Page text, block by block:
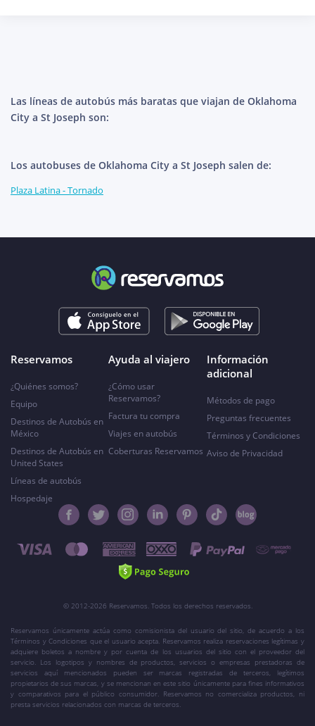
Las líneas de autobús más baratas que viajan de Oklahoma
City a St Joseph son:
Los autobuses de Oklahoma City a St Joseph salen de:
Plaza Latina - Tornado
Reservamos
¿Quiénes somos?
Equipo
Destinos de Autobús en
México
Destinos de Autobús en
United States
Líneas de autobús
Hospedaje
Ayuda al viajero
¿Cómo usar
Reservamos?
Factura tu compra
Viajes en autobús
Coberturas Reservamos
Información
adicional
Métodos de pago
Preguntas frecuentes
Términos y Condiciones
Aviso de Privacidad
© 2012-2026 Reservamos. Todos los derechos reservados.
Reservamos únicamente actúa como comisionista del usuario del sitio, de acuerdo a los
Términos y Condiciones que el usuario acepta. Reservamos realiza reservaciones legítimas y
adquiere boletos a nombre y por cuenta de los usuarios del sitio con el proveedor del
servicio. Los logotipos y nombres de productos, servicios o empresas prestadoras de
servicios aquí mencionados pueden ser marcas registradas de terceros, legítimos
propietarios de sus marcas, y se mencionan en este sitio únicamente para fines informativos
y comparativos para el público consumidor. Reservamos no comercializa productos, ni
presta servicios relacionados con marcas de terceros.